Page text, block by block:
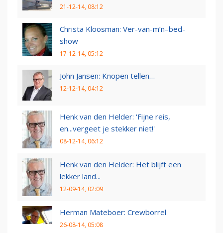
21-12-14, 08:12
Christa Kloosman: Ver-van-m’n–bed-
show
17-12-14, 05:12
John Jansen: Knopen tellen…
12-12-14, 04:12
Henk van den Helder: 'Fijne reis,
en...vergeet je stekker niet!'
08-12-14, 06:12
Henk van den Helder: Het blijft een
lekker land...
12-09-14, 02:09
Herman Mateboer: Crewborrel
26-08-14, 05:08